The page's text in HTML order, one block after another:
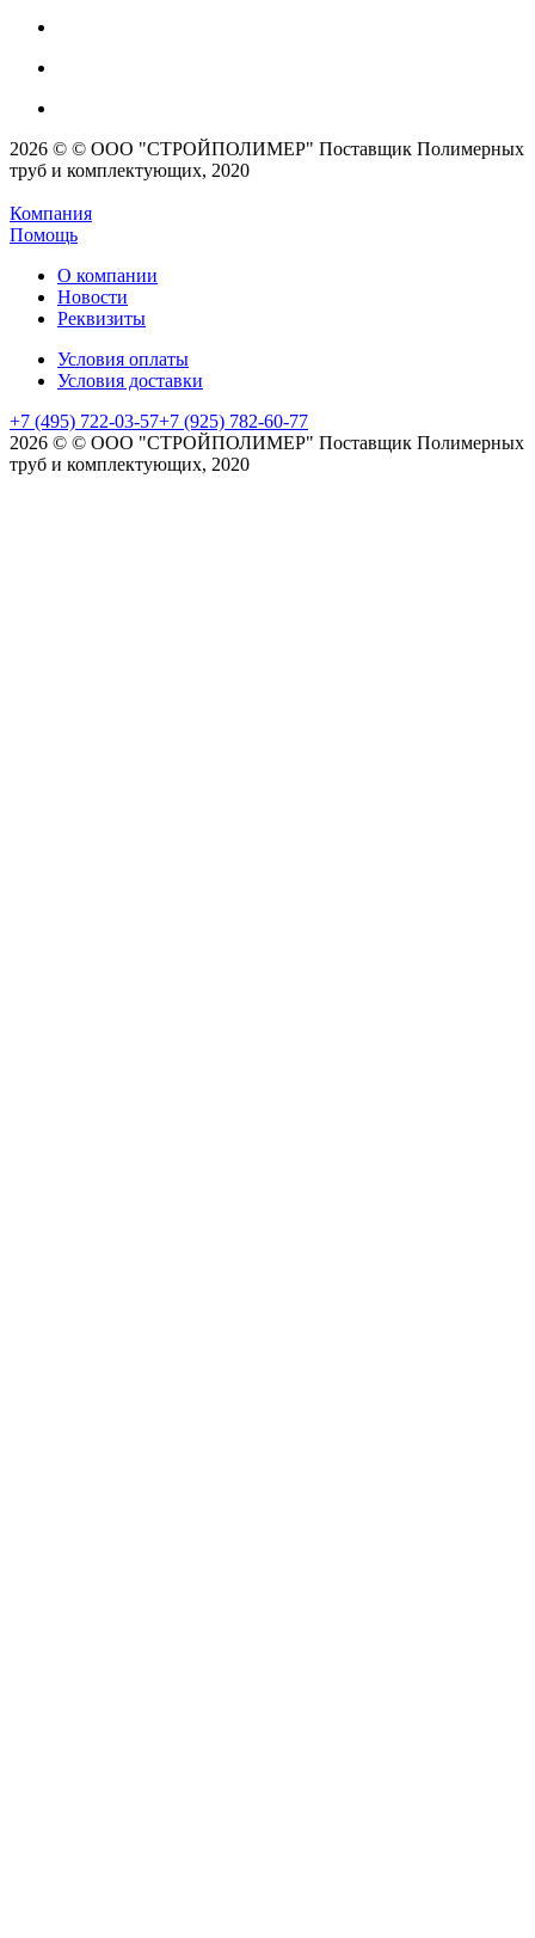
2026 © © ООО "СТРОЙПОЛИМЕР" Поставщик Полимерных
труб и комплектующих, 2020
Компания
Помощь
О компании
Новости
Реквизиты
Условия оплаты
Условия доставки
+7 (495) 722-03-57+7 (925) 782-60-77
2026 © © ООО "СТРОЙПОЛИМЕР" Поставщик Полимерных
труб и комплектующих, 2020